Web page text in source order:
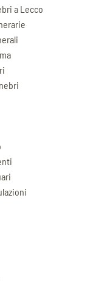
a Lecco